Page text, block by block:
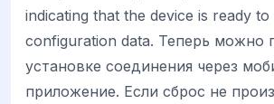
indicating that the device is ready
configuration data. Теперь можно
установке соединения через
приложение. Если сброс не